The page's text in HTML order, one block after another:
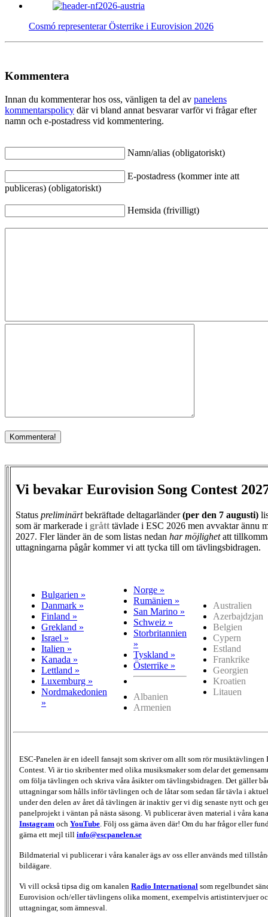
Cosmó representerar Österrike i Eurovision 2026
Kommentera
Innan du kommenterar hos oss, vänligen ta del av panelens
kommentarspolicy där vi bland annat besvarar varför vi frågar efter
namn och e-postadress vid kommentering.
Namn/alias (obligatoriskt)
E-postadress (kommer inte att
publiceras) (obligatoriskt)
Hemsida (frivilligt)
Vi bevakar Eurovision Song Contest
Status preliminärtbekräftade deltagarländer(per den 7 augusti)
som är markerade i grått tävlade i ESC 2026 men avvaktar ännu
2027. Fler länder än de som listas nedan har möjlighetatt
uttagningarna pågår kommer vi att tycka till om tävlingsbidragen.
Bulgarien »
Danmark »
Finland »
Grekland »
Israel »
Italien »
Kanada »
Lettland »
Luxemburg »
Nordmakedonien
»
Norge »
Rumänien »
San Marino »
Schweiz »
Storbritannien
»
Tyskland »
Österrike »
Albanien
Armenien
Australien
Azerbajdzjan
Belgien
Cypern
Estland
Frankrike
Georgien
Kroatien
Litauen
ESC-Panelen är en ideell fansajt som skriver om allt som rör musiktävlingen
Contest. Vi är tio skribenter med olika musiksmaker som delar det
om följa tävlingen och skriva våra åsikter om tävlingsbidragen. Det gäller
uttagningar som hålls inför tävlingen och de låtar som sedan får tävla i
under den delen av året då tävlingen är inaktiv ger vi dig senaste nytt och
panelprojekt i väntan på nästa säsong. Vi publicerar även material i våra
Instagram och YouTube . Följ oss gärna även där! Om du har frågor eller
gärna ett mejl till info@escpanelen.se
Bildmaterial vi publicerar i våra kanaler ägs av oss eller används med
bildägare.
Vi vill också tipsa dig om kanalen Radio International som regelbundet
Eurovision och/eller tävlingens olika moment, exempelvis artistintervjuer
uttagningar, som ämnesval.